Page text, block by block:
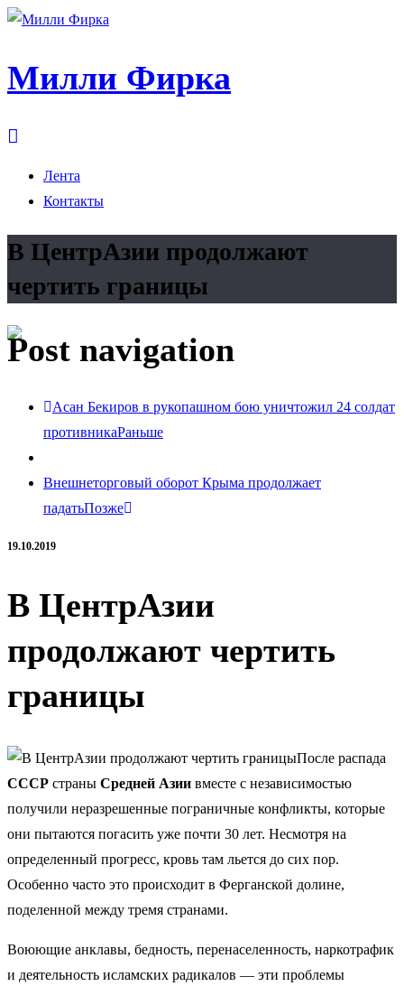
Милли Фирка
Лента
Контакты
В ЦентрАзии продолжают
чертить границы
Post navigation
Асан Бекиров в рукопашном бою уничтожил 24 солдат
противникаРаньше
Внешнеторговый оборот Крыма продолжает
падатьПозже
19.10.2019
В ЦентрАзии
продолжают чертить
границы
После распада
СССР страны Средней Азии вместе с независимостью
получили неразрешенные пограничные конфликты, которые
они пытаются погасить уже почти 30 лет. Несмотря на
определенный прогресс, кровь там льется до сих пор.
Особенно часто это происходит в Ферганской долине,
поделенной между тремя странами.
Воюющие анклавы, бедность, перенаселенность, наркотрафик
и деятельность исламских радикалов — эти проблемы